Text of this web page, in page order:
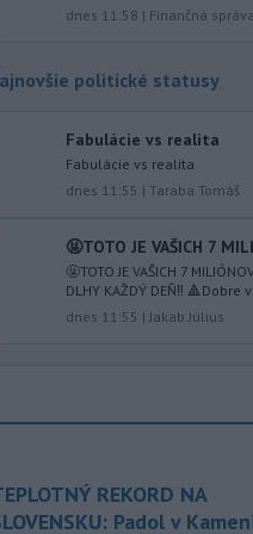
Gianniho Infantina.
zažaloval ministerstvo
Todda Blanchea. Tvrdí, že
úrady mu bránia vo
sexuálnych trestných činov
Epsteina.
Štátny tajomník
životného prostredia
v stredu začalo
po tom, ako sa v noci
dnes 11:58 | Finančná správa
politické statusy
Fabulácie vs realita
Fabulácie vs realita
dnes 11:55 | Taraba Tomáš
🤬TOTO JE VAŠICH 7
🤬TOTO JE VAŠICH 7
DLHY KAŽDÝ DEŇ‼️ 🔺Dobre
dnes 11:55 | Jakab Július
REKORD NA
Padol v